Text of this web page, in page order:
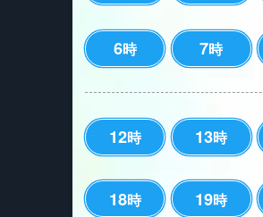
6時 7時
12時 13時
18時 19時